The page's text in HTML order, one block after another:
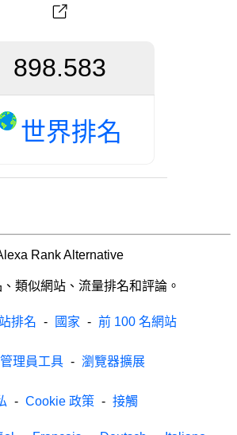
898.583
世界排名
Rank Alternative
類似網站、流量排名和評論。
排名 - 國家 - 前 100 名網站
理員工具 - 瀏覽器擴展
- Cookie 政策 - 接觸